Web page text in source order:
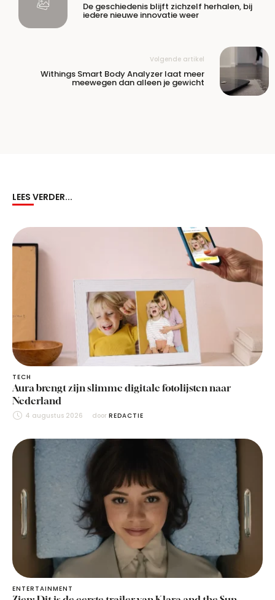
De geschiedenis blijft zichzelf herhalen, bij
iedere nieuwe innovatie weer
Volgende artikel
Withings Smart Body Analyzer laat meer
meewegen dan alleen je gewicht
LEES VERDER...
TECH
Aura brengt zijn slimme digitale fotolijsten naar
Nederland
4 augustus 2026 door REDACTIE
ENTERTAINMENT